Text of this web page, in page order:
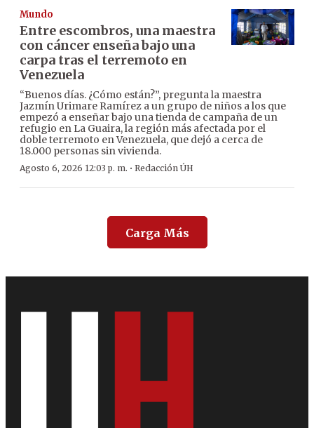
Mundo
Entre escombros, una maestra
con cáncer enseña bajo una
carpa tras el terremoto en
Venezuela
“Buenos días. ¿Cómo están?”, pregunta la maestra
Jazmín Urimare Ramírez a un grupo de niños a los que
empezó a enseñar bajo una tienda de campaña de un
refugio en La Guaira, la región más afectada por el
doble terremoto en Venezuela, que dejó a cerca de
18.000 personas sin vivienda.
Agosto 6, 2026 12:03 p. m. · Redacción ÚH
Carga Más